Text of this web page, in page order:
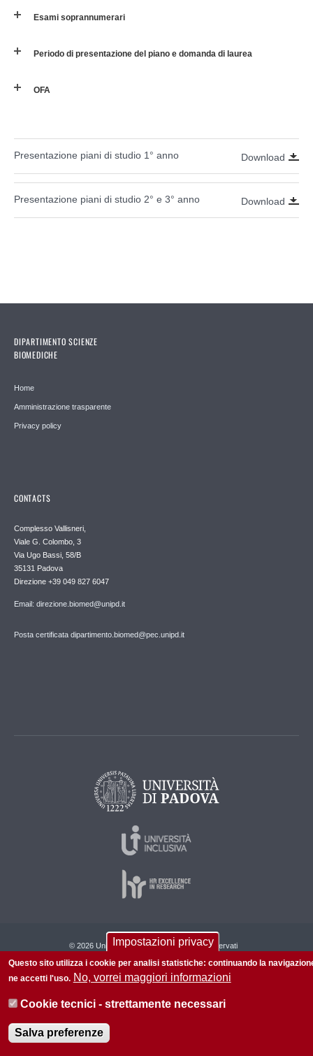
Esami soprannumerari
Periodo di presentazione del piano e domanda di laurea
OFA
Presentazione piani di studio 1° anno Download
Presentazione piani di studio 2° e 3° anno Download
DIPARTIMENTO SCIENZE
BIOMEDICHE
Home
Amministrazione trasparente
Privacy policy
CONTACTS
Complesso Vallisneri,
Viale G. Colombo, 3
Via Ugo Bassi, 58/B
35131 Padova
Direzione +39 049 827 6047
Email: direzione.biomed@unipd.it
Posta certificata dipartimento.biomed@pec.unipd.it
© 2026 Università di Padova - Tutti i diritti riservati
P.I. 00742430283 C.F. 80006480281
Informazioni su questo sito
Impostazioni privacy
Questo sito utilizza i cookie per analisi statistiche: continuando la
ne accetti l'uso. No, vorrei maggiori informazioni
Cookie tecnici - strettamente necessari
Salva preferenze